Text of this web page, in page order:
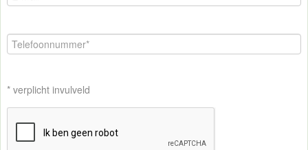
* verplicht invulveld